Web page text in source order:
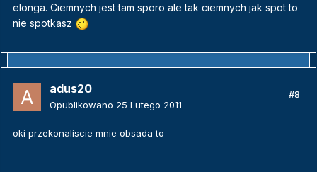
elonga. Ciemnych jest tam sporo ale tak ciemnych jak spot to
nie spotkasz
adus20
Opublikowano 25 Lutego 2011
#8
oki przekonaliscie mnie obsada to